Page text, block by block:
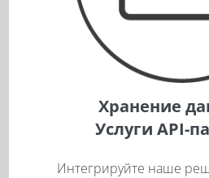
Хранение
Услуги API-
Интегрируйте наше